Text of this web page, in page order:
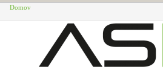
Domov